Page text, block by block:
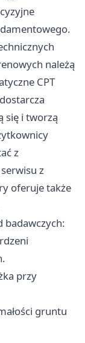
należą
CPT
się i tworzą
z
z
oferuje także
badawczych:
przy
gruntu